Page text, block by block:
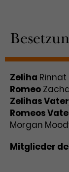
Zeliha
Romeo
Zelihas
Romeos
Morgan
Mitglieder